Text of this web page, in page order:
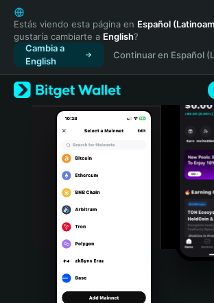
English
日本語
Tiếng Việt
Русский
Español (Latinoamérica)
Türkçe
Italiano
Português (Portugal)
Bahasa Indonesia
Português (Brasil)
Estás viendo esta página en Español
gustaría cambiarte a English?
Cambia a
English
Continuar en Español